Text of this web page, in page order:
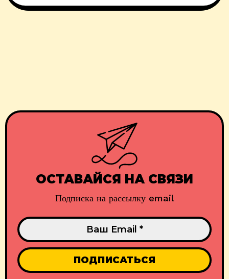
ОСТАВАЙСЯ НА СВЯЗИ
Подписка на рассылку email